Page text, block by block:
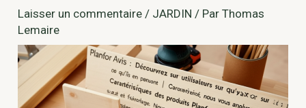
Laisser un commentaire / JARDIN / ParThomas
Lemaire